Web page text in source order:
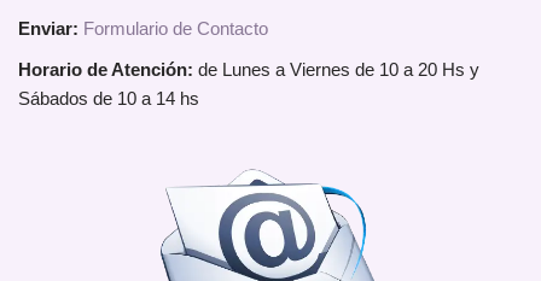
Enviar: Formulario de Contacto
Horario de Atención: de Lunes a Viernes de 10 a 20 Hs y
Sábados de 10 a 14 hs